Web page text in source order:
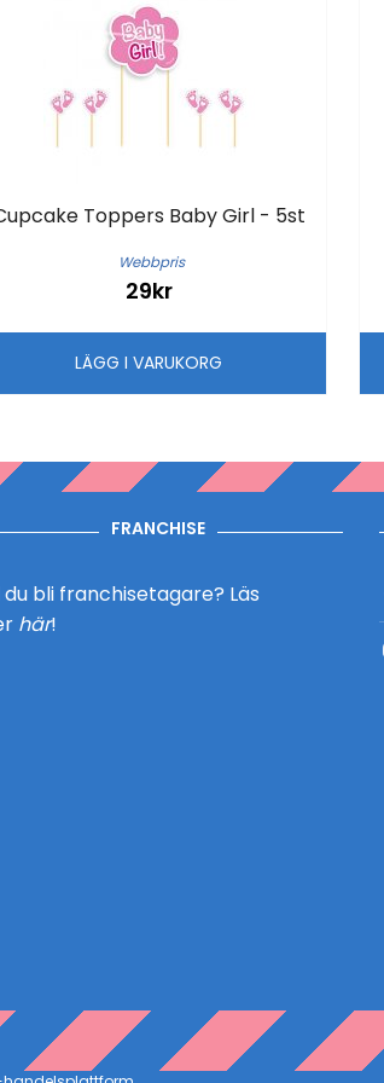
Toppers Baby Girl - 5st
Webbpris
29kr
LÄGG I VARUKORG
FRANCHISE
du bli franchisetagare? Läs
här!